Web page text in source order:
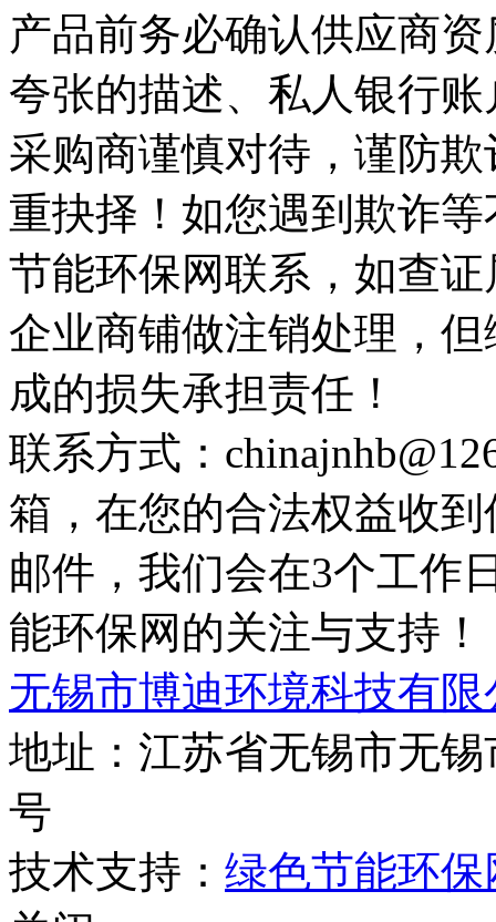
产品前务必确认供应商
夸张的描述、私人银行
采购商谨慎对待，谨防
重抉择！如您遇到欺诈
节能环保网联系，如查
企业商铺做注销处理，
成的损失承担责任！
联系方式：
箱，在您的合法权益收
邮件，我们会在3个工作
能环保网的关注与支持！
无锡市博迪环境科技有限
地址：江苏省无锡市无
号
技术支持： 绿色节能环保